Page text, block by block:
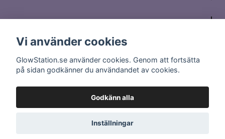
Sociala medier
© 2026 GlowStation.se
Vi använder cookies
GlowStation.se använder cookies. Genom att fortsätta
på sidan godkänner du användandet av cookies.
Godkänn alla
Inställningar